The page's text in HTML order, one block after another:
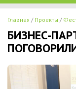
Главная Проекты
БИЗНЕС-